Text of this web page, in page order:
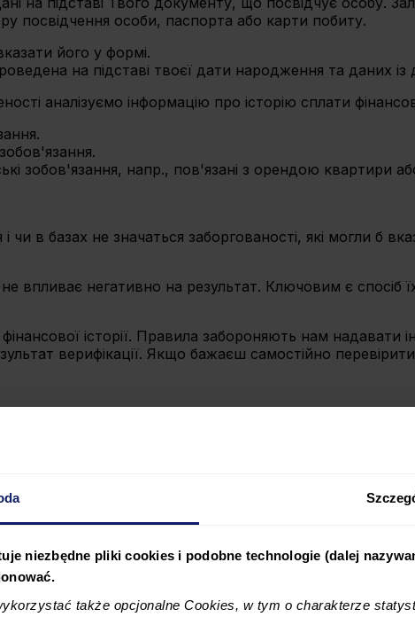
niezbędne pliki cookies i podobne technologie (dalej
także opcjonalne Cookies, w tym o charakterze
посвідчення особи, паспорта або карти побиту.
його у формі.
на підставі твоєї дати народження та даних
аналізуємо інформацію про історію сплати
зобов'язання, напр., пов'язані з орендою квартири
в базах не значаться заборгованості, які могли б
впливає негативно на результат. Ключовим є спосіб
історії. Правила забороняють нам надавати
верифікації. Якщо бажаєш самостійно